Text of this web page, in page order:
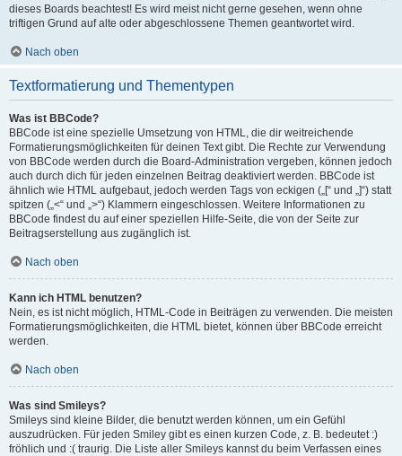
dieses Boards beachtest! Es wird meist nicht gerne gesehen, wenn ohne
triftigen Grund auf alte oder abgeschlossene Themen geantwortet wird.
Nach oben
Textformatierung und Thementypen
Was ist BBCode?
BBCode ist eine spezielle Umsetzung von HTML, die dir weitreichende
Formatierungsmöglichkeiten für deinen Text gibt. Die Rechte zur Verwendung
von BBCode werden durch die Board-Administration vergeben, können jedoch
auch durch dich für jeden einzelnen Beitrag deaktiviert werden. BBCode ist
ähnlich wie HTML aufgebaut, jedoch werden Tags von eckigen („[“ und „]“) statt
spitzen („<“ und „>“) Klammern eingeschlossen. Weitere Informationen zu
BBCode findest du auf einer speziellen Hilfe-Seite, die von der Seite zur
Beitragserstellung aus zugänglich ist.
Nach oben
Kann ich HTML benutzen?
Nein, es ist nicht möglich, HTML-Code in Beiträgen zu verwenden. Die meisten
Formatierungsmöglichkeiten, die HTML bietet, können über BBCode erreicht
werden.
Nach oben
Was sind Smileys?
Smileys sind kleine Bilder, die benutzt werden können, um ein Gefühl
auszudrücken. Für jeden Smiley gibt es einen kurzen Code, z. B. bedeutet :)
fröhlich und :( traurig. Die Liste aller Smileys kannst du beim Verfassen eines